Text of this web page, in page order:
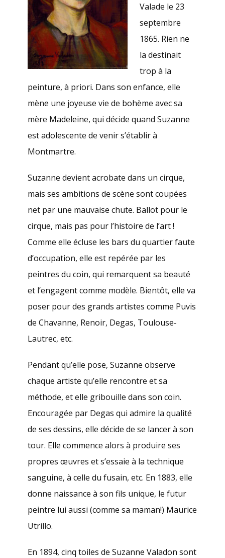
Valade le 23
septembre
1865. Rien ne
la destinait
trop à la
peinture, à priori. Dans son enfance, elle
mène une joyeuse vie de bohème avec sa
mère Madeleine, qui décide quand Suzanne
est adolescente de venir s’établir à
Montmartre.
Suzanne devient acrobate dans un cirque,
mais ses ambitions de scène sont coupées
net par une mauvaise chute. Ballot pour le
cirque, mais pas pour l’histoire de l’art !
Comme elle écluse les bars du quartier faute
d’occupation, elle est repérée par les
peintres du coin, qui remarquent sa beauté
et l’engagent comme modèle. Bientôt, elle va
poser pour des grands artistes comme Puvis
de Chavanne, Renoir, Degas, Toulouse-
Lautrec, etc.
Pendant qu’elle pose, Suzanne observe
chaque artiste qu’elle rencontre et sa
méthode, et elle gribouille dans son coin.
Encouragée par Degas qui admire la qualité
de ses dessins, elle décide de se lancer à son
tour. Elle commence alors à produire ses
propres œuvres et s’essaie à la technique
sanguine, à celle du fusain, etc. En 1883, elle
donne naissance à son fils unique, le futur
peintre lui aussi (comme sa maman!) Maurice
Utrillo.
En 1894, cinq toiles de Suzanne Valadon sont